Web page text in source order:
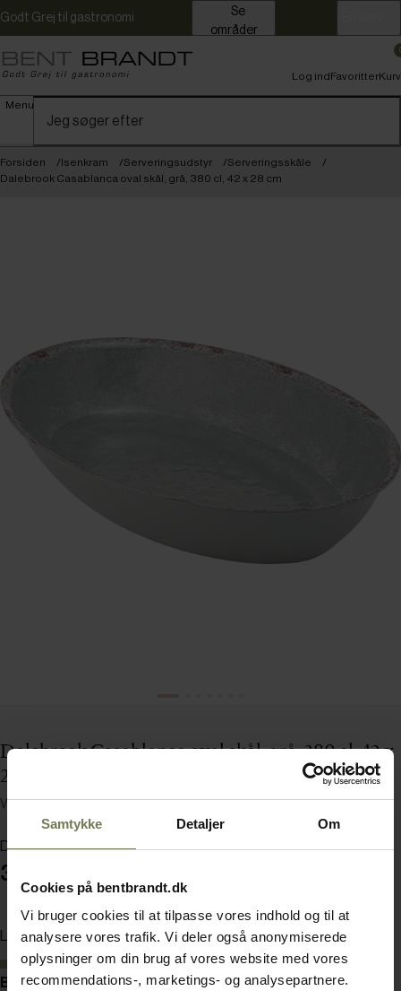
Samtykke Detaljer Om
Cookies på bentbrandt.dk
Vi bruger cookies til at tilpasse vores indhold og til at
analysere vores trafik. Vi deler også anonymiserede
oplysninger om din brug af vores website med vores
recommendations-, marketings- og analysepartnere.
Godt Grej til gastronomi
områder
Menu
Log indFavoritterKurv
Forsiden Isenkram Serveringsudstyr
Serveringsskåle
Dalebrook Casablanca oval skål, grå, 380 cl, 42 x 28 cm
Dalebrook Casablanca oval skål, grå, 380 cl, 42 x
28 cm
Varenummer: 35140380
Din pris (ekskl. moms)
399,00 kr./stk.
Læg i kurv
På lager
Beskrivelse